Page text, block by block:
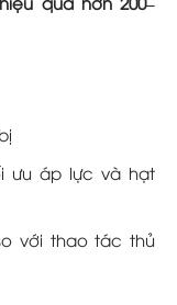
ưu áp lực và hạt
với thao tác thủ